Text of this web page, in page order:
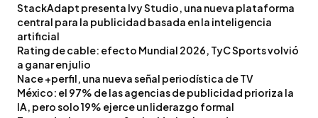
StackAdapt presenta Ivy Studio, una nueva plataforma
central para la publicidad basada en la inteligencia
artificial
Rating de cable: efecto Mundial 2026, TyC Sports volvió
a ganar en julio
Nace +perfil, una nueva señal periodística de TV
México: el 97% de las agencias de publicidad prioriza la
IA, pero solo 19% ejerce un liderazgo formal